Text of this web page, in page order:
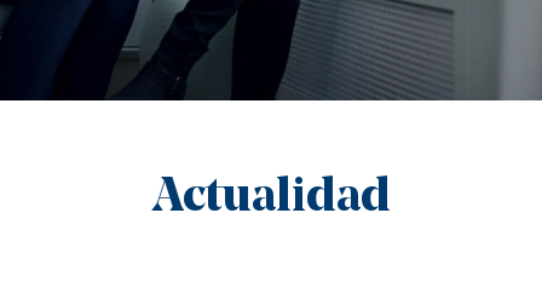
Actualidad